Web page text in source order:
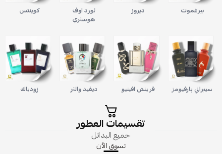
بيرغموت ديروز
لورد اوف
هوستري
كوينتس
سيبراني بارفيومز فرينش افينيو ديفيد والتر زودياك
تقسيمات العطور
جميع البدائل
تسوق الاّن